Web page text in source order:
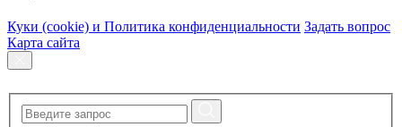
Куки (cookie) и Политика конфиденциальности Задать вопрос
Карта сайта